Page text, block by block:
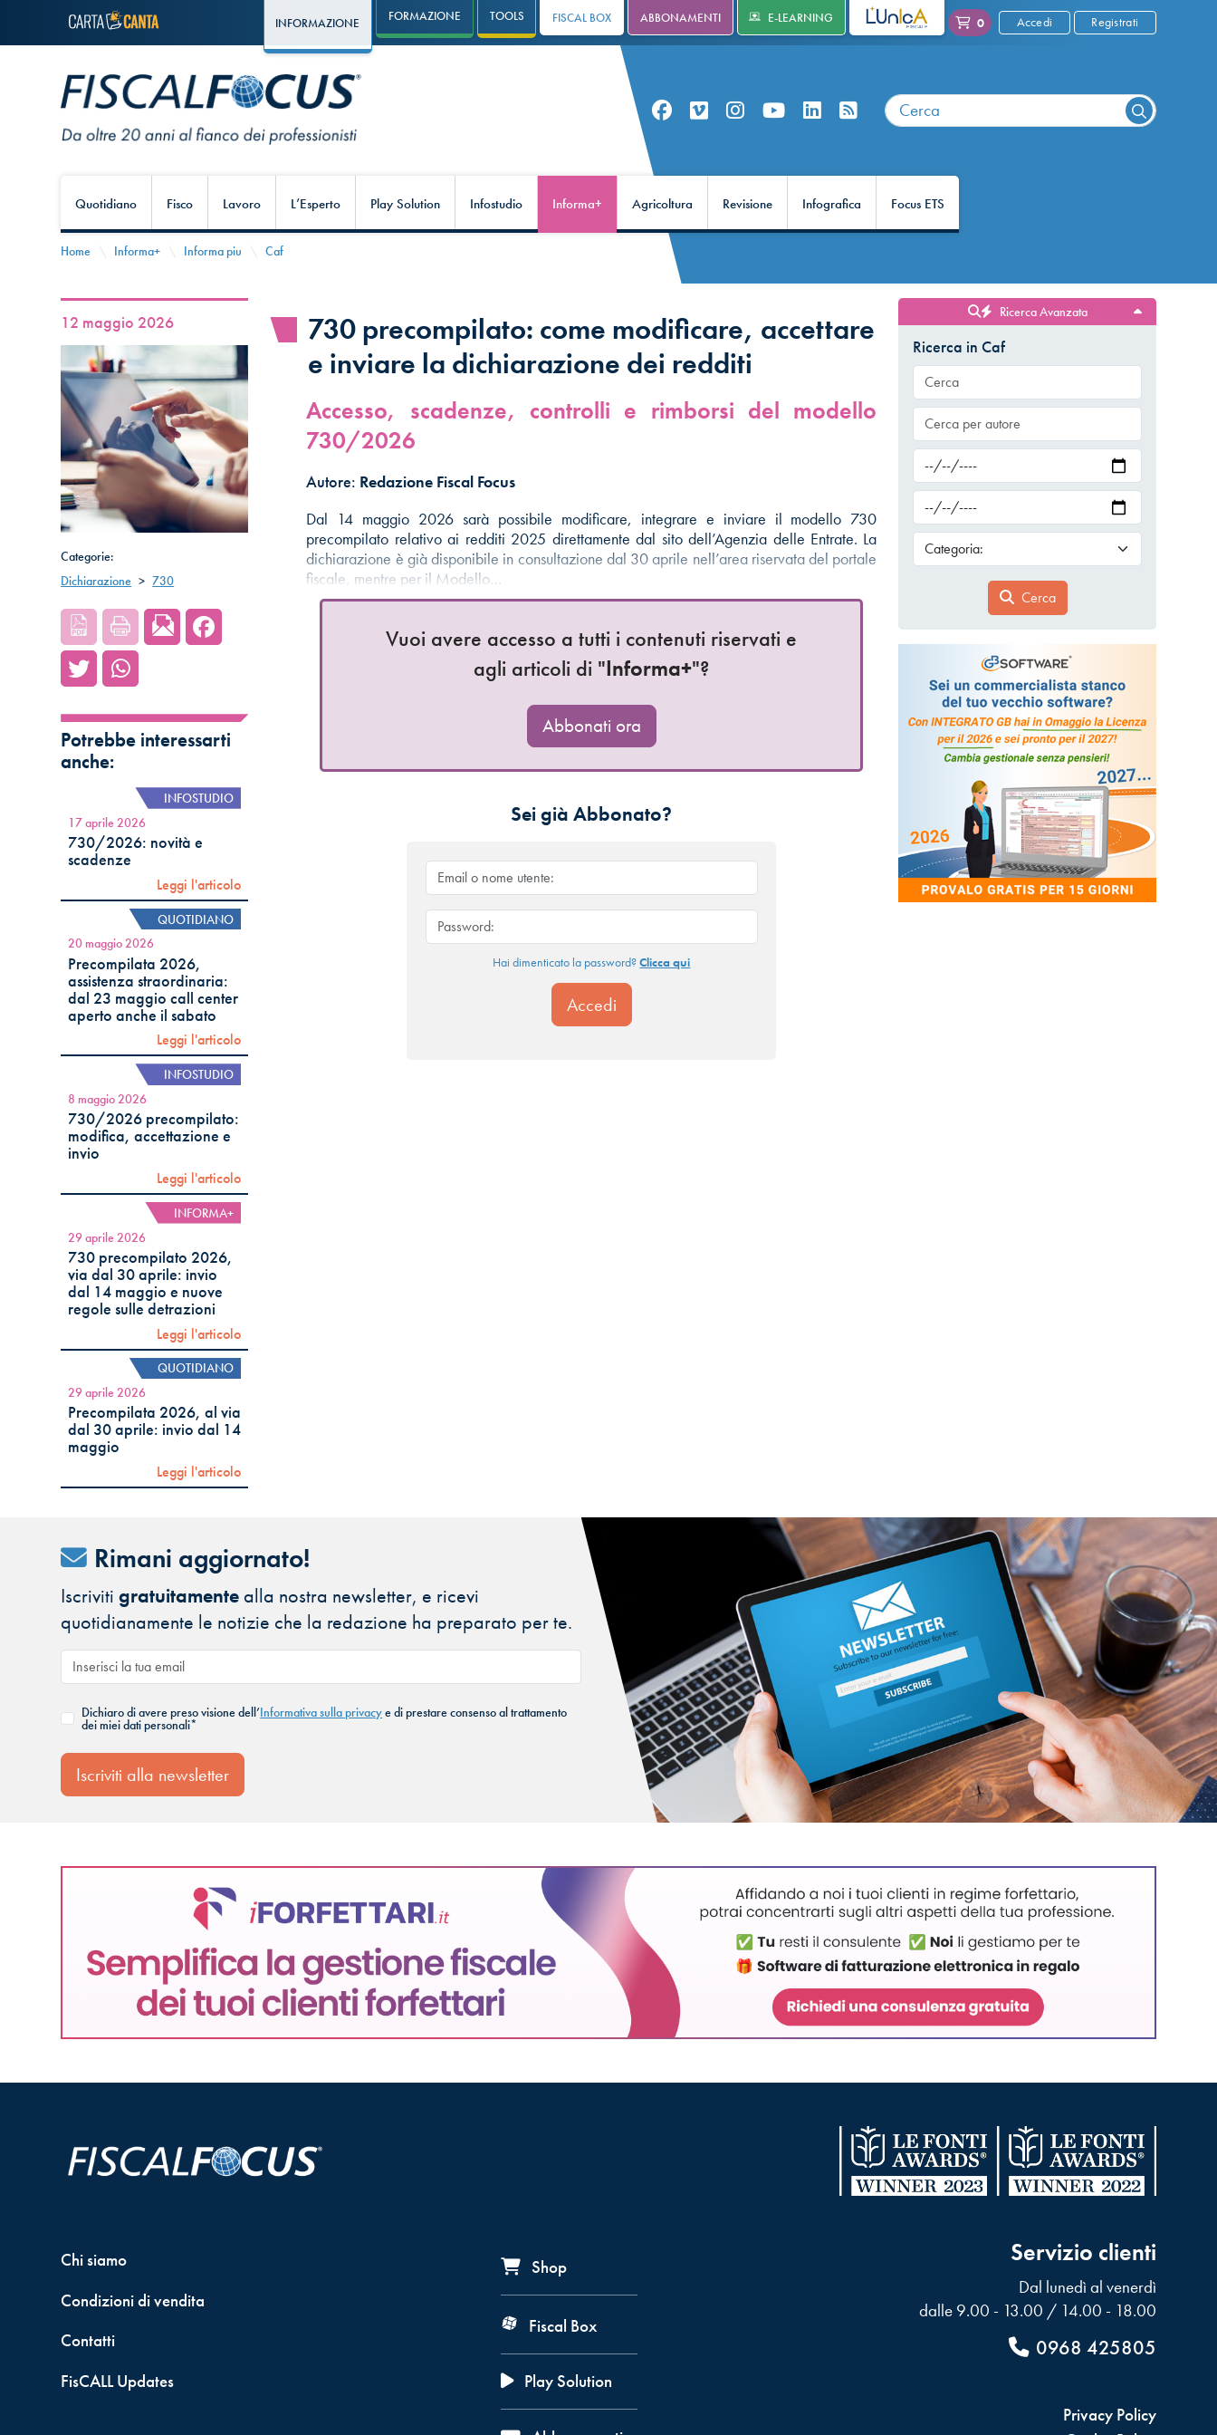
INFORMAZIONE FORMAZIONE TOOLS FISCAL BOX ABBONAMENTI E-LEARNING L'UNICA 0 Accedi Registrati
Quotidiano Fisco Lavoro L’Esperto Play Solution Infostudio Informa+ Agricoltura Revisione Infografica Focus ETS
Home Informa+ Informa piu Caf
12 maggio 2026
Categorie:
Dichiarazione > 730
Potrebbe interessarti
anche:
INFOSTUDIO
17 aprile 2026
730/2026: novità e
scadenze
Leggi l'articolo
QUOTIDIANO
20 maggio 2026
Precompilata 2026,
assistenza straordinaria:
dal 23 maggio call center
aperto anche il sabato
Leggi l'articolo
INFOSTUDIO
8 maggio 2026
730/2026 precompilato:
modifica, accettazione e
invio
Leggi l'articolo
INFORMA+
29 aprile 2026
730 precompilato 2026,
via dal 30 aprile: invio
dal 14 maggio e nuove
regole sulle detrazioni
Leggi l'articolo
QUOTIDIANO
29 aprile 2026
Precompilata 2026, al via
dal 30 aprile: invio dal 14
maggio
Leggi l'articolo
730 precompilato: come modificare, accettare
e inviare la dichiarazione dei redditi
Accesso, scadenze, controlli e rimborsi del modello
730/2026
Autore: Redazione Fiscal Focus
Dal 14 maggio 2026 sarà possibile modificare, integrare e inviare il modello 730
precompilato relativo ai redditi 2025 direttamente dal sito dell’Agenzia delle Entrate. La
dichiarazione è già disponibile in consultazione dal 30 aprile nell’area riservata del portale
fiscale, mentre per il Modello…
Vuoi avere accesso a tutti i contenuti riservati e
agli articoli di "Informa+"?
Abbonati ora
Sei già Abbonato?
Hai dimenticato la password?Clicca qui
Ricerca Avanzata
Ricerca in Caf
Cerca
Rimani aggiornato!
Iscrivitigratuitamente alla nostra newsletter, e ricevi
quotidianamente le notizie che la redazione ha preparato per te.
Dichiaro di avere preso visione dell’Informativa sulla privacye di prestare consenso al trattamento
dei miei dati personali*
Iscriviti alla newsletter
Chi siamo
Condizioni di vendita
Contatti
FisCALL Updates
Shop
Fiscal Box
Play Solution
Servizio clienti
Dal lunedì al venerdì
dalle 9.00 - 13.00 / 14.00 - 18.00
0968 425805
Privacy Policy